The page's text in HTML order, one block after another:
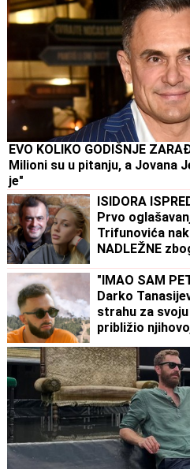
EVO KOLIKO GODIŠNJE
Milioni su u pitanju, a Jovana
je"
ISIDORA
Prvo
Trifunovića
NADLEŽNE
"IMAO SAM
Darko
strahu za
približio
sam čuo -